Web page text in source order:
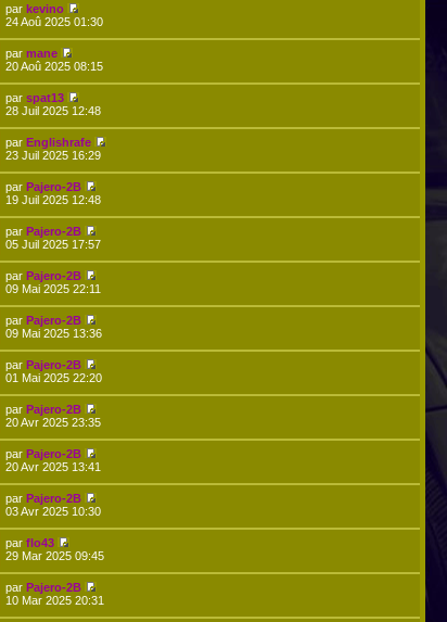
parkevino
24 Aoû 2025 01:30
parmane
20 Aoû 2025 08:15
parspat13
28 Juil 2025 12:48
parEnglishrafe
23 Juil 2025 16:29
parPajero-2B
19 Juil 2025 12:48
parPajero-2B
05 Juil 2025 17:57
parPajero-2B
09 Mai 2025 22:11
parPajero-2B
09 Mai 2025 13:36
parPajero-2B
01 Mai 2025 22:20
parPajero-2B
20 Avr 2025 23:35
parPajero-2B
20 Avr 2025 13:41
parPajero-2B
03 Avr 2025 10:30
parflo43
29 Mar 2025 09:45
parPajero-2B
10 Mar 2025 20:31